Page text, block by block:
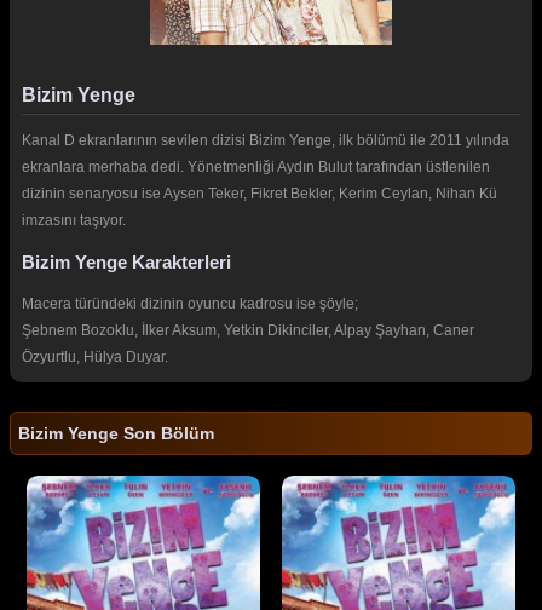
GENÇLİK
DİZİ HABERLERİ
Bizim Yenge
Kanal D ekranlarının sevilen dizisi Bizim Yenge, ilk bölümü ile 2011 yılında
ekranlara merhaba dedi. Yönetmenliği Aydın Bulut tarafından üstlenilen
dizinin senaryosu ise Aysen Teker, Fikret Bekler, Kerim Ceylan, Nihan Kü
imzasını taşıyor.
Bizim Yenge Karakterleri
Macera türündeki dizinin oyuncu kadrosu ise şöyle;
Şebnem Bozoklu, İlker Aksum, Yetkin Dikinciler, Alpay Şayhan, Caner
Özyurtlu, Hülya Duyar.
Bizim Yenge Son Bölüm